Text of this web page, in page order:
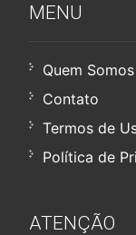
MENU
Quem Somos
Contato
Termos de
Política de
ATENÇÃO